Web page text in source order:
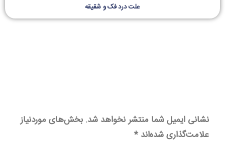
علت درد فک و شقیقه
نشانی ایمیل شما منتشر نخواهد شد. بخش‌های موردنیاز
علامت‌گذاری شده‌اند *